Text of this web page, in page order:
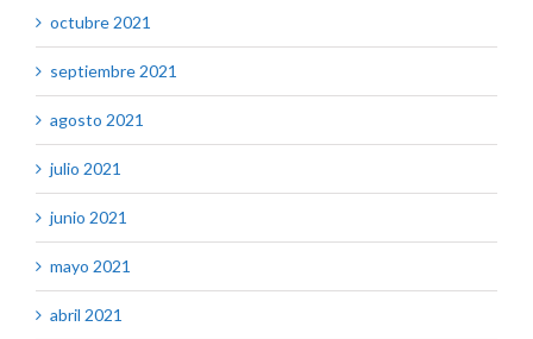
octubre 2021
septiembre 2021
agosto 2021
julio 2021
junio 2021
mayo 2021
abril 2021